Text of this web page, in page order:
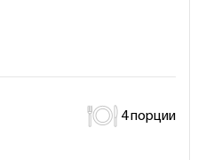
4 порции